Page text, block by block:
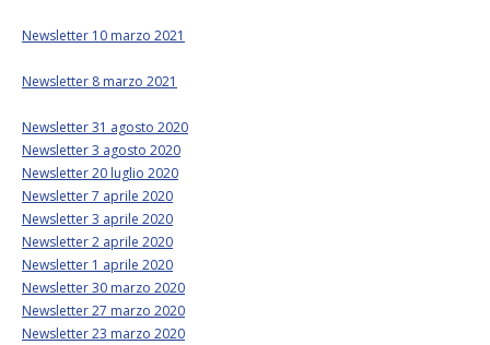
Newsletter 10 marzo 2021
Newsletter 8 marzo 2021
Newsletter 31 agosto 2020
Newsletter 3 agosto 2020
Newsletter 20 luglio 2020
Newsletter 7 aprile 2020
Newsletter 3 aprile 2020
Newsletter 2 aprile 2020
Newsletter 1 aprile 2020
Newsletter 30 marzo 2020
Newsletter 27 marzo 2020
Newsletter 23 marzo 2020